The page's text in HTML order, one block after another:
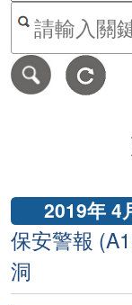
按關鍵字或
2019年 4
保安警報
洞